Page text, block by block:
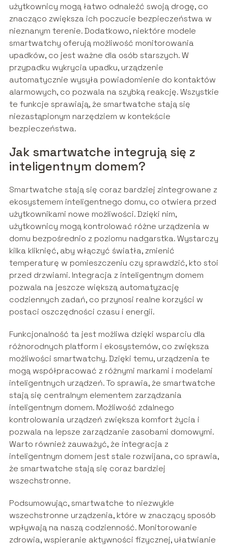
użytkownicy mogą łatwo odnaleźć swoją drogę, co
znacząco zwiększa ich poczucie bezpieczeństwa w
nieznanym terenie. Dodatkowo, niektóre modele
smartwatchy oferują możliwość monitorowania
upadków, co jest ważne dla osób starszych. W
przypadku wykrycia upadku, urządzenie
automatycznie wysyła powiadomienie do kontaktów
alarmowych, co pozwala na szybką reakcję. Wszystkie
te funkcje sprawiają, że smartwatche stają się
niezastąpionym narzędziem w kontekście
bezpieczeństwa.
Jak smartwatche integrują się z
inteligentnym domem?
Smartwatche stają się coraz bardziej zintegrowane z
ekosystemem inteligentnego domu, co otwiera przed
użytkownikami nowe możliwości. Dzięki nim,
użytkownicy mogą kontrolować różne urządzenia w
domu bezpośrednio z poziomu nadgarstka. Wystarczy
kilka kliknięć, aby włączyć światła, zmienić
temperaturę w pomieszczeniu czy sprawdzić, kto stoi
przed drzwiami. Integracja z inteligentnym domem
pozwala na jeszcze większą automatyzację
codziennych zadań, co przynosi realne korzyści w
postaci oszczędności czasu i energii.
Funkcjonalność ta jest możliwa dzięki wsparciu dla
różnorodnych platform i ekosystemów, co zwiększa
możliwości smartwatchy. Dzięki temu, urządzenia te
mogą współpracować z różnymi markami i modelami
inteligentnych urządzeń. To sprawia, że smartwatche
stają się centralnym elementem zarządzania
inteligentnym domem. Możliwość zdalnego
kontrolowania urządzeń zwiększa komfort życia i
pozwala na lepsze zarządzanie zasobami domowymi.
Warto również zauważyć, że integracja z
inteligentnym domem jest stale rozwijana, co sprawia,
że smartwatche stają się coraz bardziej
wszechstronne.
Podsumowując, smartwatche to niezwykle
wszechstronne urządzenia, które w znaczący sposób
wpływają na naszą codzienność. Monitorowanie
zdrowia, wspieranie aktywności fizycznej, ułatwianie